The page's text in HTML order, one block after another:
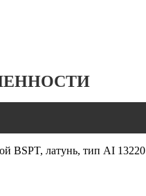
BSPT, латунь, тип AI 13220